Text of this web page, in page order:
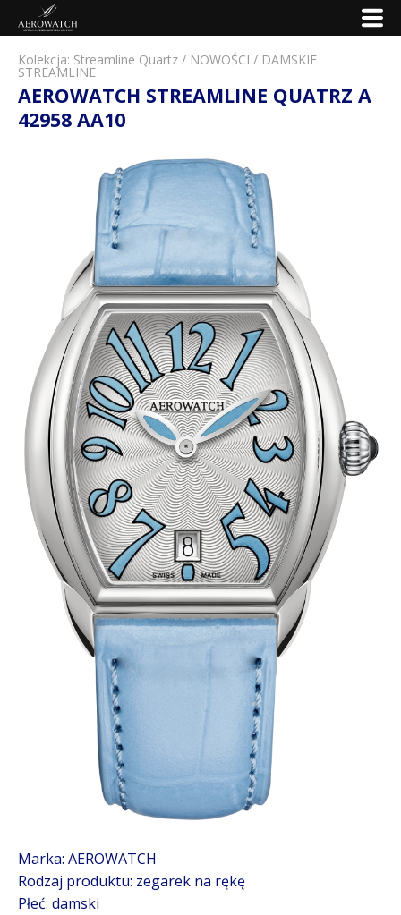
Kolekcja: Streamline Quartz / NOWOŚCI / DAMSKIE
STREAMLINE
AEROWATCH STREAMLINE QUATRZ A
42958 AA10
Marka: AEROWATCH
Rodzaj produktu: zegarek na rękę
Płeć: damski